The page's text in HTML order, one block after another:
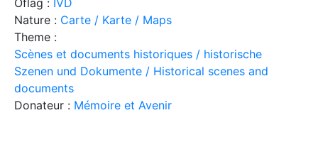
Oflag : IVD
Nature : Carte / Karte / Maps
Theme :
Scènes et documents historiques / historische
Szenen und Dokumente / Historical scenes and
documents
Donateur : Mémoire et Avenir